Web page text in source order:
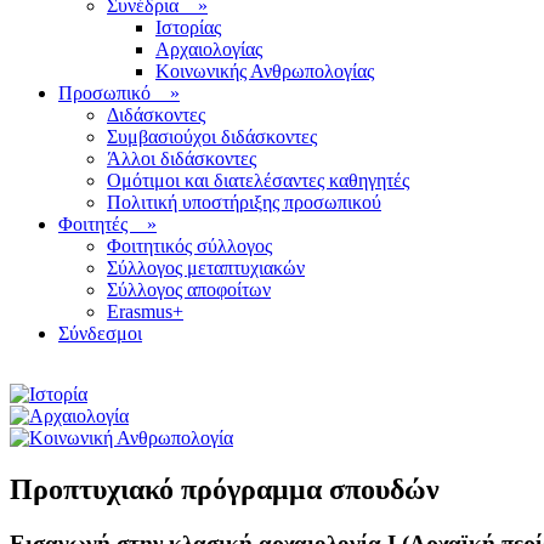
Συνέδρια »
Ιστορίας
Αρχαιολογίας
Κοινωνικής Ανθρωπολογίας
Προσωπικό »
Διδάσκοντες
Συμβασιούχοι διδάσκοντες
Άλλοι διδάσκοντες
Ομότιμοι και διατελέσαντες καθηγητές
Πολιτική υποστήριξης προσωπικού
Φοιτητές »
Φοιτητικός σύλλογος
Σύλλογος μεταπτυχιακών
Σύλλογος αποφοίτων
Erasmus+
Σύνδεσμοι
Προπτυχιακό πρόγραμμα σπουδών